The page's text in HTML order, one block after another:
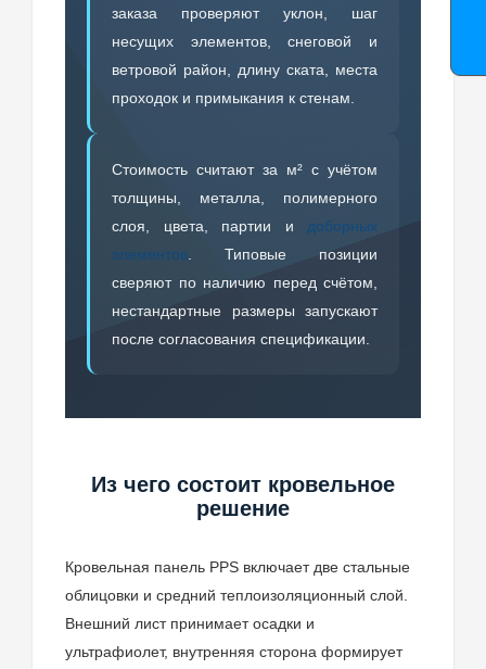
заказа проверяют уклон, шаг
несущих элементов, снеговой и
ветровой район, длину ската, места
проходок и примыкания к стенам.
Стоимость считают за м² с учётом
толщины, металла, полимерного
слоя, цвета, партии и доборных
элементов . Типовые позиции
сверяют по наличию перед счётом,
нестандартные размеры запускают
после согласования спецификации.
Из чего состоит кровельное
решение
Кровельная панель PPS включает две стальные
облицовки и средний теплоизоляционный слой.
Внешний лист принимает осадки и
ультрафиолет, внутренняя сторона формирует